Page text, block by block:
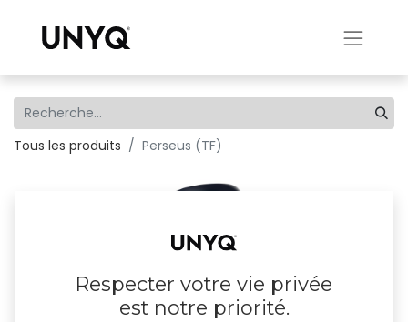
Tous les produits Perseus (TF)
Respecter votre vie privée
est notre priorité.